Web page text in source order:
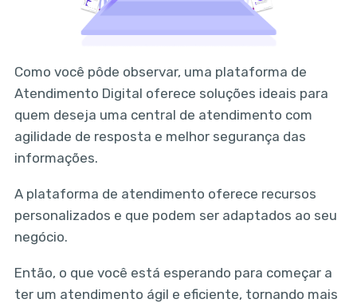
Como você pôde observar, uma plataforma de
Atendimento Digital oferece soluções ideais para
quem deseja uma central de atendimento com
agilidade de resposta e melhor segurança das
informações.
A plataforma de atendimento oferece recursos
personalizados e que podem ser adaptados ao seu
negócio.
Então, o que você está esperando para começar a
ter um atendimento ágil e eficiente, tornando mais